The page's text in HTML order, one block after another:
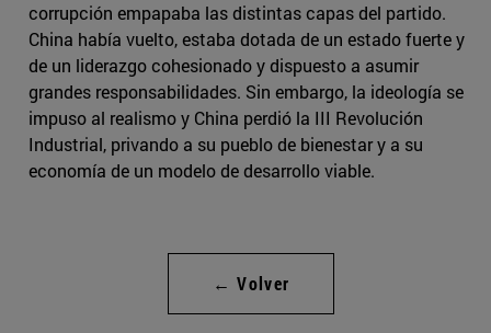
corrupción empapaba las distintas capas del partido.
China había vuelto, estaba dotada de un estado fuerte y
de un liderazgo cohesionado y dispuesto a asumir
grandes responsabilidades. Sin embargo, la ideología se
impuso al realismo y China perdió la III Revolución
Industrial, privando a su pueblo de bienestar y a su
economía de un modelo de desarrollo viable.
← Volver